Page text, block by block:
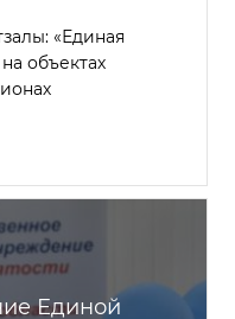
«Единая
объектах
Единой